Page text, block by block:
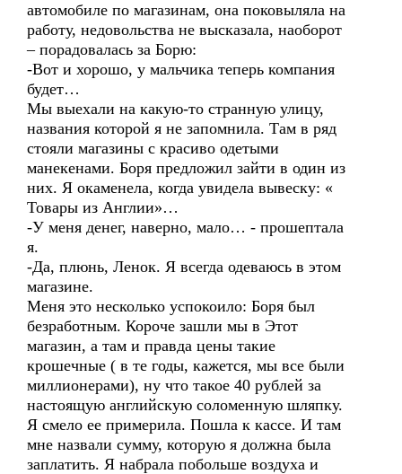
автомобиле по магазинам, она поковыляла на
работу, недовольства не высказала, наоборот
– порадовалась за Борю:
-Вот и хорошо, у мальчика теперь компания
будет…
Мы выехали на какую-то странную улицу,
названия которой я не запомнила. Там в ряд
стояли магазины с красиво одетыми
манекенами. Боря предложил зайти в один из
них. Я окаменела, когда увидела вывеску: «
Товары из Англии»…
-У меня денег, наверно, мало… - прошептала
я.
-Да, плюнь, Ленок. Я всегда одеваюсь в этом
магазине.
Меня это несколько успокоило: Боря был
безработным. Короче зашли мы в Этот
магазин, а там и правда цены такие
крошечные ( в те годы, кажется, мы все были
миллионерами), ну что такое 40 рублей за
настоящую английскую соломенную шляпку.
Я смело ее примерила. Пошла к кассе. И там
мне назвали сумму, которую я должна была
заплатить. Я набрала побольше воздуха и